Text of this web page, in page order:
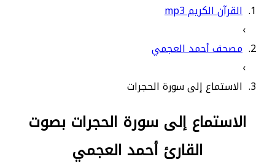
القرآن الكريم mp3
›
مصحف أحمد العجمي
›
الاستماع إلى سورة الحجرات
الاستماع إلى سورة الحجرات بصوت
القارئ أحمد العجمي